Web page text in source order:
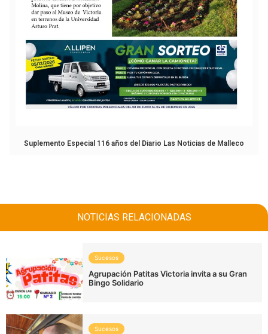
Suplemento Especial 116 años del Diario Las Noticias de Malleco
NOTICIAS RELACIONADAS
Sucesos
Agrupación Patitas Victoria invita a su Gran
Bingo Solidario
Sucesos